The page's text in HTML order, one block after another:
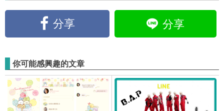
分享 分享
你可能感興趣的文章